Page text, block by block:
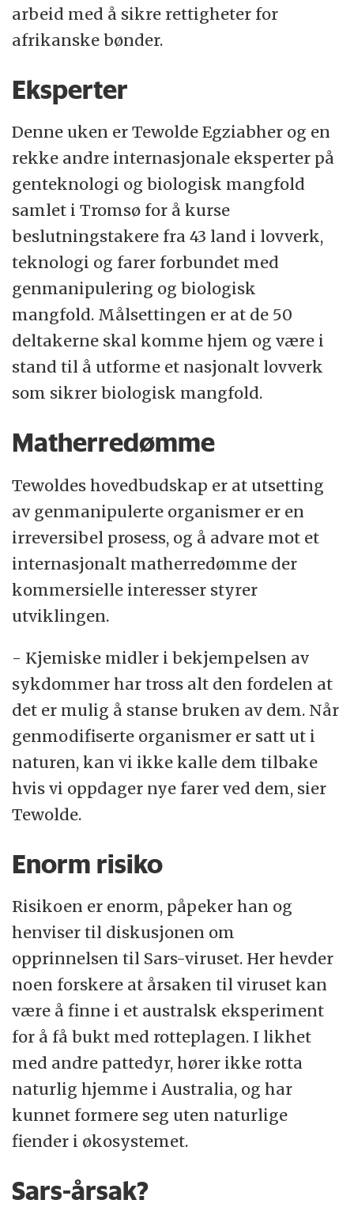
arbeid med å sikre rettigheter for
afrikanske bønder.
Eksperter
Denne uken er Tewolde Egziabher og en
rekke andre internasjonale eksperter på
genteknologi og biologisk mangfold
samlet i Tromsø for å kurse
beslutningstakere fra 43 land i lovverk,
teknologi og farer forbundet med
genmanipulering og biologisk
mangfold. Målsettingen er at de 50
deltakerne skal komme hjem og være i
stand til å utforme et nasjonalt lovverk
som sikrer biologisk mangfold.
Matherredømme
Tewoldes hovedbudskap er at utsetting
av genmanipulerte organismer er en
irreversibel prosess, og å advare mot et
internasjonalt matherredømme der
kommersielle interesser styrer
utviklingen.
- Kjemiske midler i bekjempelsen av
sykdommer har tross alt den fordelen at
det er mulig å stanse bruken av dem. Når
genmodifiserte organismer er satt ut i
naturen, kan vi ikke kalle dem tilbake
hvis vi oppdager nye farer ved dem, sier
Tewolde.
Enorm risiko
Risikoen er enorm, påpeker han og
henviser til diskusjonen om
opprinnelsen til Sars-viruset. Her hevder
noen forskere at årsaken til viruset kan
være å finne i et australsk eksperiment
for å få bukt med rotteplagen. I likhet
med andre pattedyr, hører ikke rotta
naturlig hjemme i Australia, og har
kunnet formere seg uten naturlige
fiender i økosystemet.
Sars-årsak?